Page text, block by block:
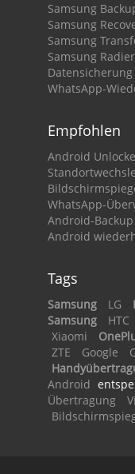
Samsung
Samsung
Samsung
Samsung
WhatsApp-
Empfohlen
Android
WhatsApp-
Android-Backup
Android
Tags
Samsung LG
Samsung
HTC
Xiaomi
ZTE
Google
Android
Übertragung